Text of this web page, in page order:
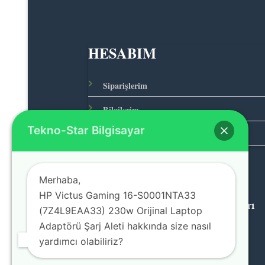
HESABIM
Siparişlerim
Bilgilerim
Adreslerim
© 2026 Teknolojinin Starı
Tekno-Star Bilgisayar
Merhaba,
HP Victus Gaming 16-S0001NTA33
(7Z4L9EAA33) 230w Orijinal Laptop
Adaptörü Şarj Aleti hakkında size nasıl
yardımcı olabiliriz?